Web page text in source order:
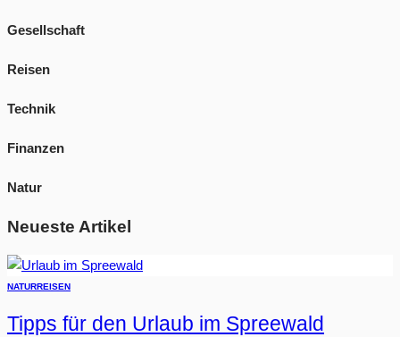
Gesellschaft
Reisen
Technik
Finanzen
Natur
Neueste Artikel
NATURREISEN
Tipps für den Urlaub im Spreewald